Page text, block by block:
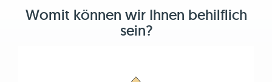
Womit können wir Ihnen behilflich
sein?